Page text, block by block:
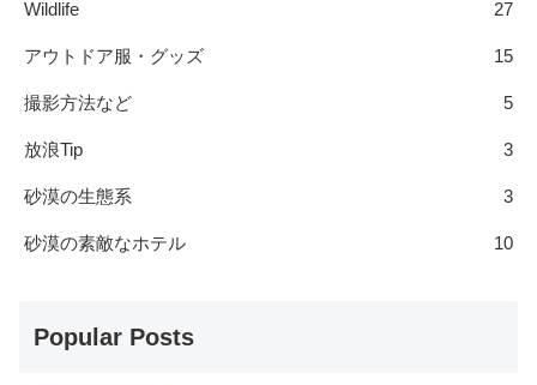
Wildlife 27
アウトドア服・グッズ 15
撮影方法など 5
放浪Tip 3
砂漠の生態系 3
砂漠の素敵なホテル 10
Popular Posts